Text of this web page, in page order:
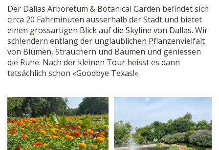
Der Dallas Arboretum & Botanical Garden befindet sich
circa 20 Fahrminuten ausserhalb der Stadt und bietet
einen grossartigen Blick auf die Skyline von Dallas. Wir
schlendern entlang der unglaublichen Pflanzenvielfalt
von Blumen, Sträuchern und Bäumen und geniessen
die Ruhe. Nach der kleinen Tour heisst es dann
tatsächlich schon «Goodbye Texas!».